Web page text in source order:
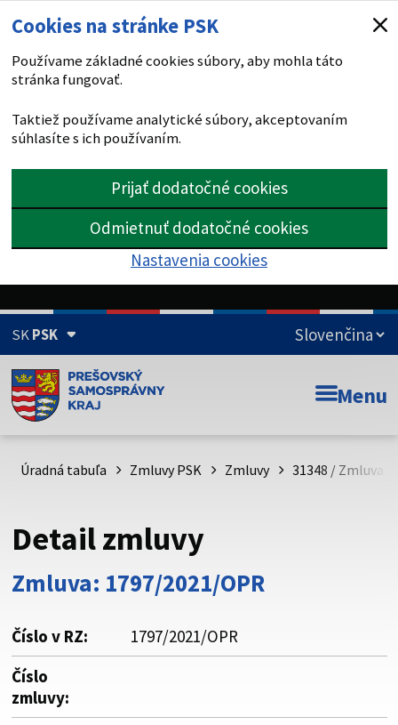
Cookies na stránke PSK
Používame základné cookies súbory, aby mohla táto
stránka fungovať.
Taktiež používame analytické súbory, akceptovaním
súhlasíte s ich používaním.
Prijať dodatočné cookies
Odmietnuť dodatočné cookies
Nastavenia cookies
SKPSK
Doména psk.sk je oficiálna
Toto je oficiálna webová stránka Prešovského
psk.sk.
Buďte pozorní a vždy sa uistite, že zdieľate informácie iba
cez zabezpečenú webovú stránku. Zabezpečená stránka
vždy začína https:// pred názvom domény webového sídla.
Menu
Úradná tabuľa Zmluvy PSK Zmluvy 31348 / Zmluva
Detail zmluvy
Zmluva: 1797/2021/OPR
Číslo v RZ:
1797/2021/OPR
Číslo
zmluvy: